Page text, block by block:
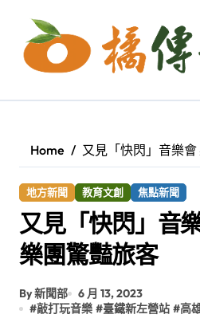
content
Home 又見「快閃」音樂
地方新聞 教育文創 焦點新聞
又見「快閃」音
樂團驚豔旅客
By 新聞部
6 月 13, 2023
#敲打玩音樂 #臺鐵新左營站 #高